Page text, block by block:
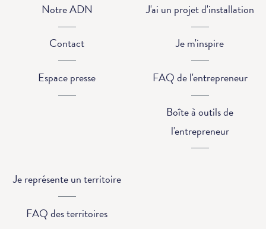
Notre ADN
Contact
Espace presse
J'ai un projet d'installation
Je m'inspire
FAQ de l'entrepreneur
Boîte à outils de
l'entrepreneur
Je représente un territoire
FAQ des territoires